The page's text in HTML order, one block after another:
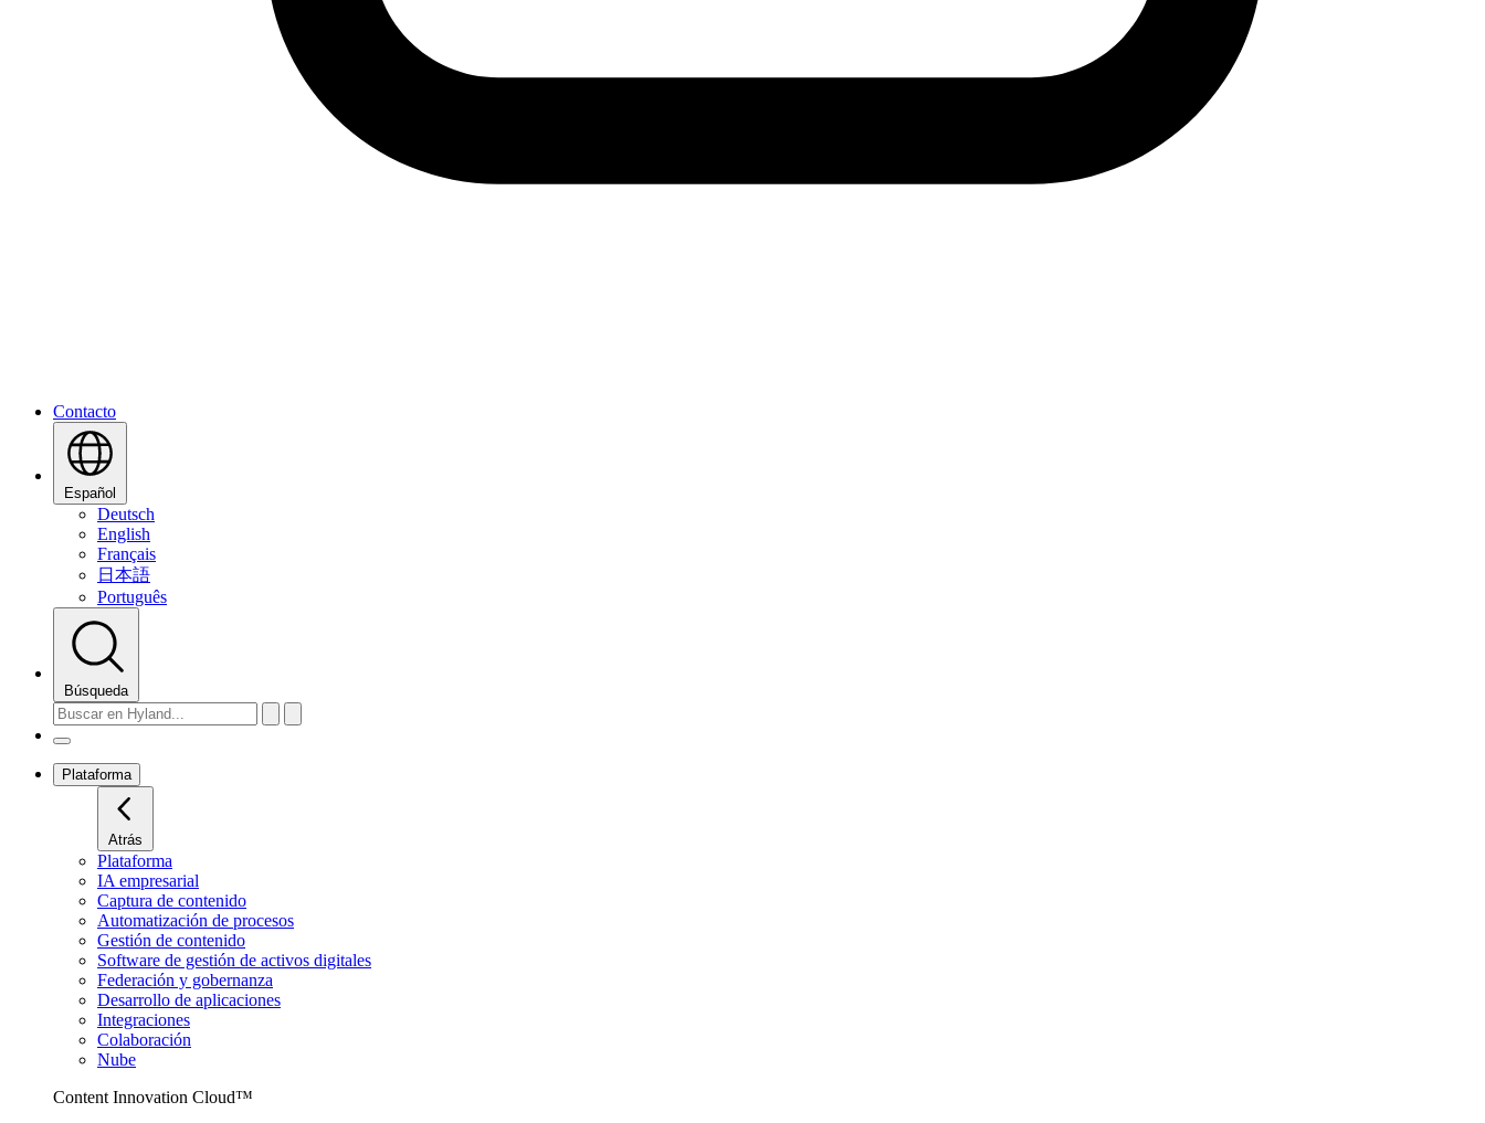
Contacto
Español
Deutsch
English
Français
日本語
Português
Búsqueda
Plataforma
Atrás
Plataforma
IA empresarial
Captura de contenido
Automatización de procesos
Gestión de contenido
Software de gestión de activos digitales
Federación y gobernanza
Desarrollo de aplicaciones
Integraciones
Colaboración
Nube
Content Innovation Cloud™